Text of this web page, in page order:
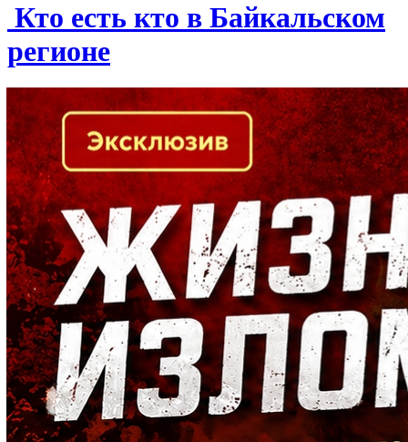
Кто есть кто в Байкальском
регионе